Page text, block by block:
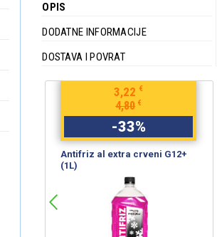
OPIS
DODATNE INFORMACIJE
DOSTAVA I POVRAT
7,40 €
4,96 €
-33%
TRW Sredstvo za čišćenje
kočnica/spojki